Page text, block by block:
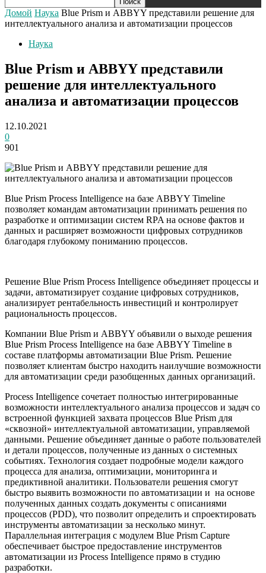
Домой Наука Blue Prism и ABBYY представили решение для
интеллектуального анализа и автоматизации процессов
Наука
Blue Prism и ABBYY представили
решение для интеллектуального
анализа и автоматизации процессов
12.10.2021
0
901
Blue Prism Process Intelligence на базе ABBYY Timeline
позволяет командам автоматизации принимать решения по
разработке и оптимизации систем RPA на основе фактов и
данных и расширяет возможности цифровых сотрудников
благодаря глубокому пониманию процессов.
Решение Blue Prism Process Intelligence объединяет процессы и
задачи, автоматизирует создание цифровых сотрудников,
анализирует рентабельность инвестиций и контролирует
рациональность процессов.
Компании Blue Prism и ABBYY объявили о выходе решения
Blue Prism Process Intelligence на базе ABBYY Timeline в
составе платформы автоматизации Blue Prism. Решение
позволяет клиентам быстро находить наилучшие возможности
для автоматизации среди разобщенных данных организаций.
Process Intelligence сочетает полностью интегрированные
возможности интеллектуального анализа процессов и задач со
встроенной функцией захвата процессов Blue Prism для
«сквозной» интеллектуальной автоматизации, управляемой
данными. Решение объединяет данные о работе пользователей
и детали процессов, полученные из данных о системных
событиях. Технология создает подробные модели каждого
процесса для анализа, оптимизации, мониторинга и
предиктивной аналитики. Пользователи решения смогут
быстро выявить возможности по автоматизации и на основе
полученных данных создать документы с описаниями
процессов (PDD), что позволит определить и спроектировать
инструменты автоматизации за несколько минут.
Параллельная интеграция с модулем Blue Prism Capture
обеспечивает быстрое предоставление инструментов
автоматизации из Process Intelligence прямо в студию
разработки.